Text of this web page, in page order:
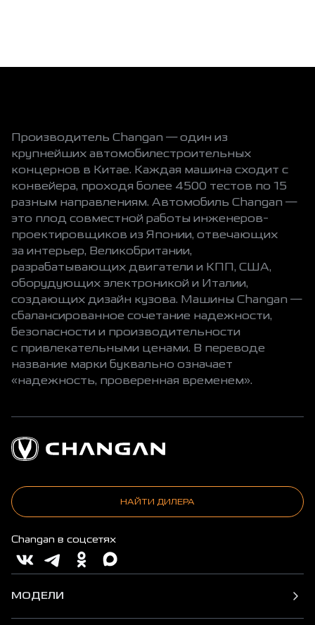
Производитель Changan — один из
крупнейших автомобилестроительных
концернов в Китае. Каждая машина сходит с
конвейера, проходя более 4500 тестов по 15
разным направлениям. Автомобиль Changan —
это плод совместной работы инженеров-
проектировщиков из Японии, отвечающих
за интерьер, Великобритании,
разрабатывающих двигатели и КПП, США,
оборудующих электроникой и Италии,
создающих дизайн кузова. Машины Changan —
сбалансированное сочетание надежности,
безопасности и производительности
с привлекательными ценами. В переводе
название марки буквально означает
«надежность, проверенная временем».
НАЙТИ ДИЛЕРА
Changan в соцсетях
МОДЕЛИ